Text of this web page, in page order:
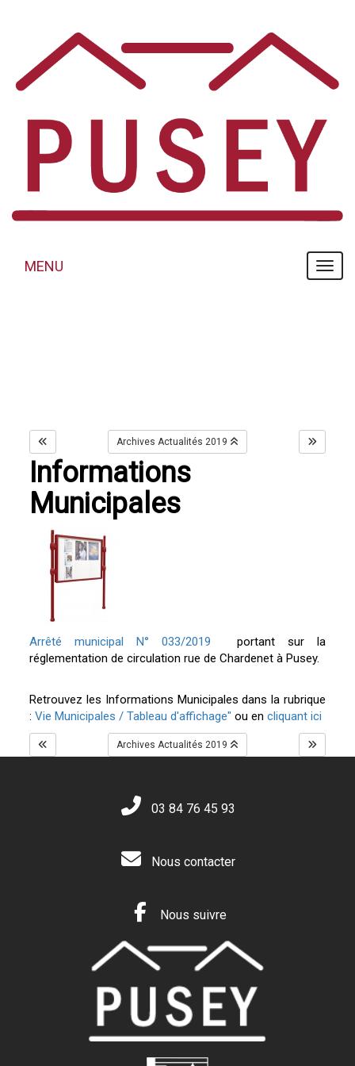
MENU
MENU
Archives Actualités 2019
Informations
Municipales
Arrêté municipal N° 033/2019 portant sur la
réglementation de circulation rue de Chardenet à Pusey.
Retrouvez les Informations Municipales dans la rubrique
:Vie Municipales / Tableau d'affichage"ou en cliquant ici
Archives Actualités 2019
03 84 76 45 93
Nous contacter
Nous suivre